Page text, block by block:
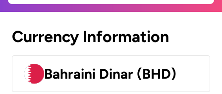
Currency Information
Bahraini Dinar (BHD)